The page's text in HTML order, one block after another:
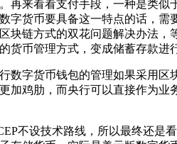
再来看看支付手段，一种是类
字货币要具备这一特点的话，需
块链方式的双花问题解决办法
货币管理方式，变成储蓄存款进
数字货币钱包的管理如果采用
加鸡肋，而央行可以直接作为
不设技术路线，所以最终还是